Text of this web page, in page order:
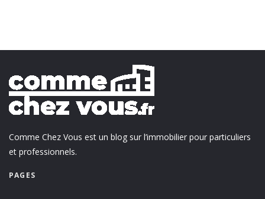
Comme Chez Vous est un blog sur l’immobilier pour particuliers
et professionnels.
PAGES